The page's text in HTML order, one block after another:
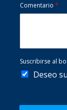
Comentario *
Suscribirse al
Deseo